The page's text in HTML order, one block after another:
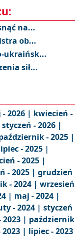
na...
ob...
ukraińsk...
sił...
2026 | kwiecień -
styczeń - 2026 |
- 2025 |
- 2025 |
- 2025 |
- 2025 | grudzień
- 2024 | wrzesień
| maj - 2024 |
- 2024 | styczeń
| październik
| lipiec - 2023